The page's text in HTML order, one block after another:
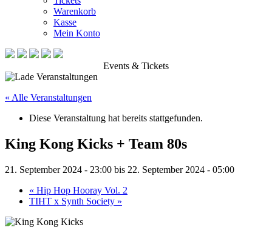
Warenkorb
Kasse
Mein Konto
Events & Tickets
« Alle Veranstaltungen
Diese Veranstaltung hat bereits stattgefunden.
King Kong Kicks + Team 80s
21. September 2024 - 23:00 bis 22. September 2024 - 05:00
« Hip Hop Hooray Vol. 2
TIHT x Synth Society »